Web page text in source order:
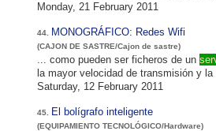
Monday, 21 February 2011
44. MONOGRÁFICO: Redes Wifi
(CAJON DE SASTRE/Cajon de sastre)
... como pueden ser ficheros de un
Saturday, 12 February 2011
45. El bolígrafo inteligente
(EQUIPAMIENTO TECNOLÓGICO/Hardware)